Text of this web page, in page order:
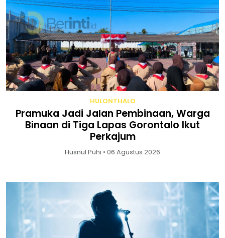
HULONTHALO
Pramuka Jadi Jalan Pembinaan, Warga
Binaan di Tiga Lapas Gorontalo Ikut
Perkajum
Husnul Puhi • 06 Agustus 2026